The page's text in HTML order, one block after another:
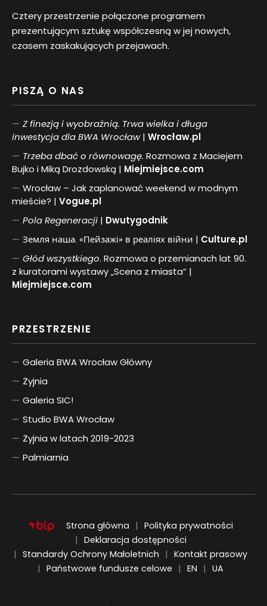
Cztery przestrzenie połączone programem
prezentującym sztukę współczesną w jej nowych,
czasem zaskakujących przejawach.
PISZĄ O NAS
Z finezją i wyobraźnią. Trwa wielka i długa
inwestycja dla BWA Wrocław| Wrocław.pl
Trzeba dbać o równowagę. Rozmowa z Maciejem
Bujko i Miką Drozdowską | Miejmiejsce.com
Wrocław – Jak zaplanować weekend w modnym
mieście? | Vogue.pl
PolaRegeneracji | Dwutygodnik
Земля наша. «Пейзажі» в реаліях війни | Culture.pl
Głód wszystkiego. Rozmowa o przemianach lat 90.
z kuratorami wystawy „Scena z miasta” |
Miejmiejsce.com
PRZESTRZENIE
Galeria BWA Wrocław Główny
Żyjnia
Galeria SIC!
Studio BWA Wrocław
Żyjnia w latach 2019-2023
Palmiarnia
Strona główna
Polityka prywatności
Deklaracja dostępności
Standardy Ochrony Małoletnich
Kontakt prasowy
Państwowe fundusze celowe
EN
ENGLISH
UA
UKRAIŃSKI